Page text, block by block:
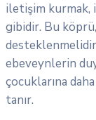
iletişim kurmak,
gibidir. Bu
ebeveynlerin
çocuklarına
tanır.